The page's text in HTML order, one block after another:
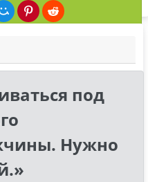
под
Нужно